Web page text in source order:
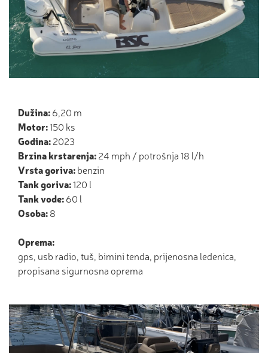
Dužina:6,20 m
Motor:150 ks
Godina:2023
Brzina krstarenja:24 mph / potrošnja 18 l/h
Vrsta goriva:benzin
Tank goriva:120 l
Tank vode:60 l
Osoba:8
Oprema:
gps, usb radio, tuš, bimini tenda, prijenosna ledenica,
propisana sigurnosna oprema